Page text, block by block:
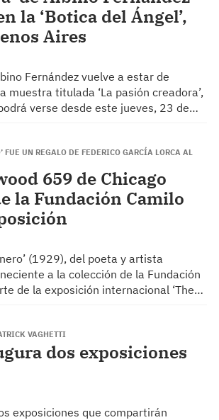
la ‘Botica del Ángel’,
Aires
Fernández vuelve a estar de
muestra titulada ‘La pasión creadora’,
verse desde este jueves, 23 de…
FUE UN REGALO DE FEDERICO GARCÍA LORCA AL
659 de Chicago
la Fundación Camilo
(1929), del poeta y artista
a la colección de la Fundación
de la exposición internacional ‘The…
VAGHETTI
dos exposiciones
exposiciones que compartirán